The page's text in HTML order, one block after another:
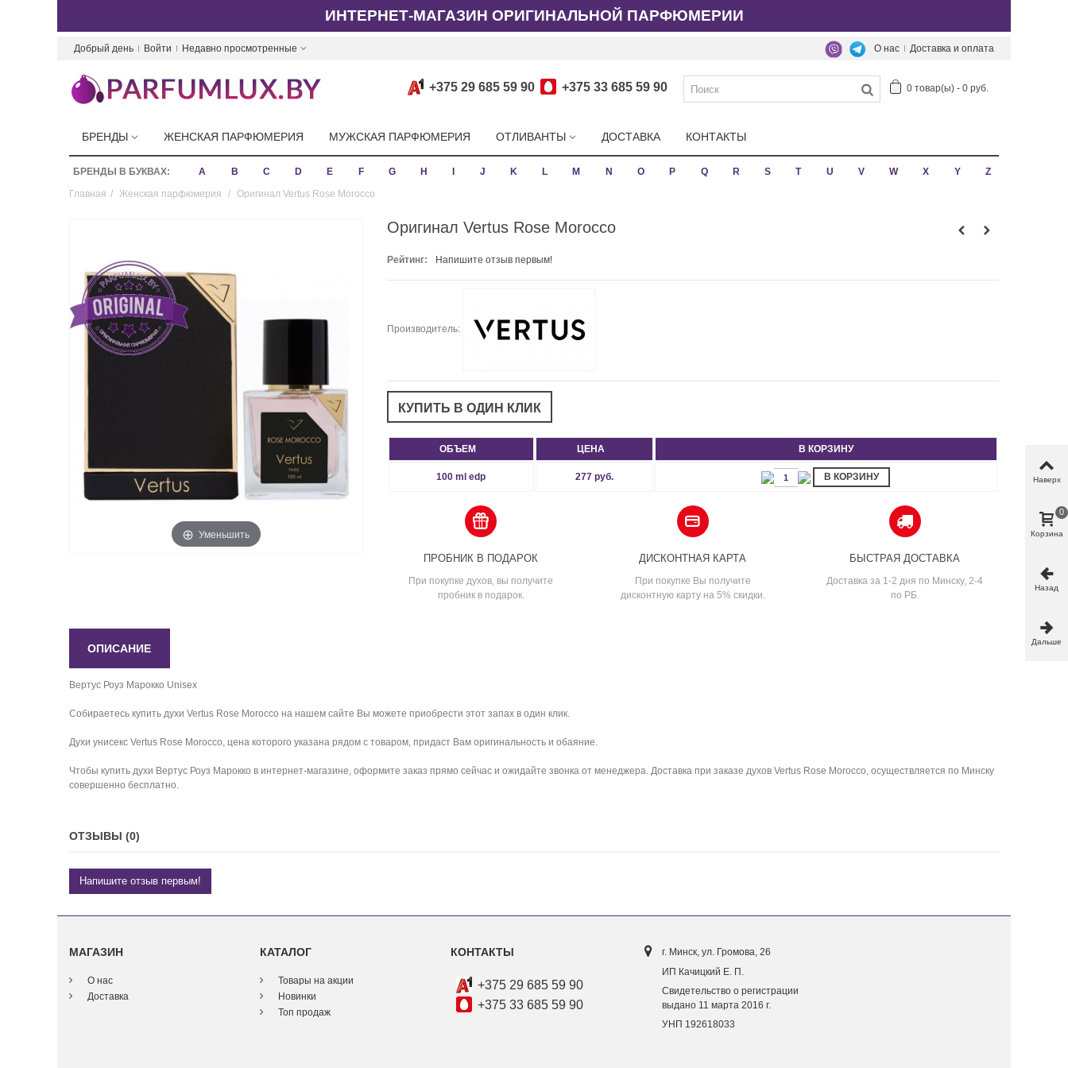
ИНТЕРНЕТ-МАГАЗИН ОРИГИНАЛЬНОЙ ПАРФЮМЕРИИ
Добрый день Войти Недавно просмотренные Доставка и оплата
О нас
0 товар(ы) - 0 руб.
+375 29 685 59 90 +375 33 685 59 90
БРЕНДЫ ЖЕНСКАЯ ПАРФЮМЕРИЯ МУЖСКАЯ ПАРФЮМЕРИЯ ОТЛИВАНТЫ ДОСТАВКА КОНТАКТЫ
БРЕНДЫ В БУКВАХ: A B C D E F G H J K L M N O P Q R S T U V W X Y
Z
Главная / Женская парфюмерия / Оригинал Vertus Rose Morocco
Уменьшить
Оригинал Vertus Rose Morocco
Рейтинг: Напишите отзыв первым!
Производитель:
ОБЪЕМ ЦЕНА В КОРЗИНУ
100 ml edp 277 руб. В КОРЗИНУ
ПРОБНИК В ПОДАРОК
При покупке духов, вы получите
пробник в подарок.
ДИСКОНТНАЯ КАРТА
При покупке Вы получите
дисконтную карту на 5% скидки.
БЫСТРАЯ ДОСТАВКА
Доставка за 1-2 дня по Минску, 2-4
по РБ.
ОПИСАНИЕ
Вертус Роуз Марокко Unisex
Собираетесь купить духи Vertus Rose Morocco на нашем сайте Вы можете приобрести этот запах в один клик.
Духи унисекс Vertus Rose Morocco, цена которого указана рядом с товаром, придаст Вам оригинальность и обаяние.
Чтобы купить духи Вертус Роуз Марокко в интернет-магазине, оформите заказ прямо сейчас и ожидайте звонка от менеджера. Доставка при заказе духов Vertus Rose Morocco, осуществляется по Минску
совершенно бесплатно.
ОТЗЫВЫ (0)
Напишите отзыв первым!
МАГАЗИН
О нас
Доставка
КАТАЛОГ
Товары на акции
Новинки
Топ продаж
КОНТАКТЫ
+375 29 685 59 90
+375 33 685 59 90
г. Минск, ул. Громова, 26
ИП Качицкий Е. П.
Свидетельство о регистрации
выдано 11 марта 2016 г.
УНП 192618033
Наверх
Корзина
0
Назад
Дальше